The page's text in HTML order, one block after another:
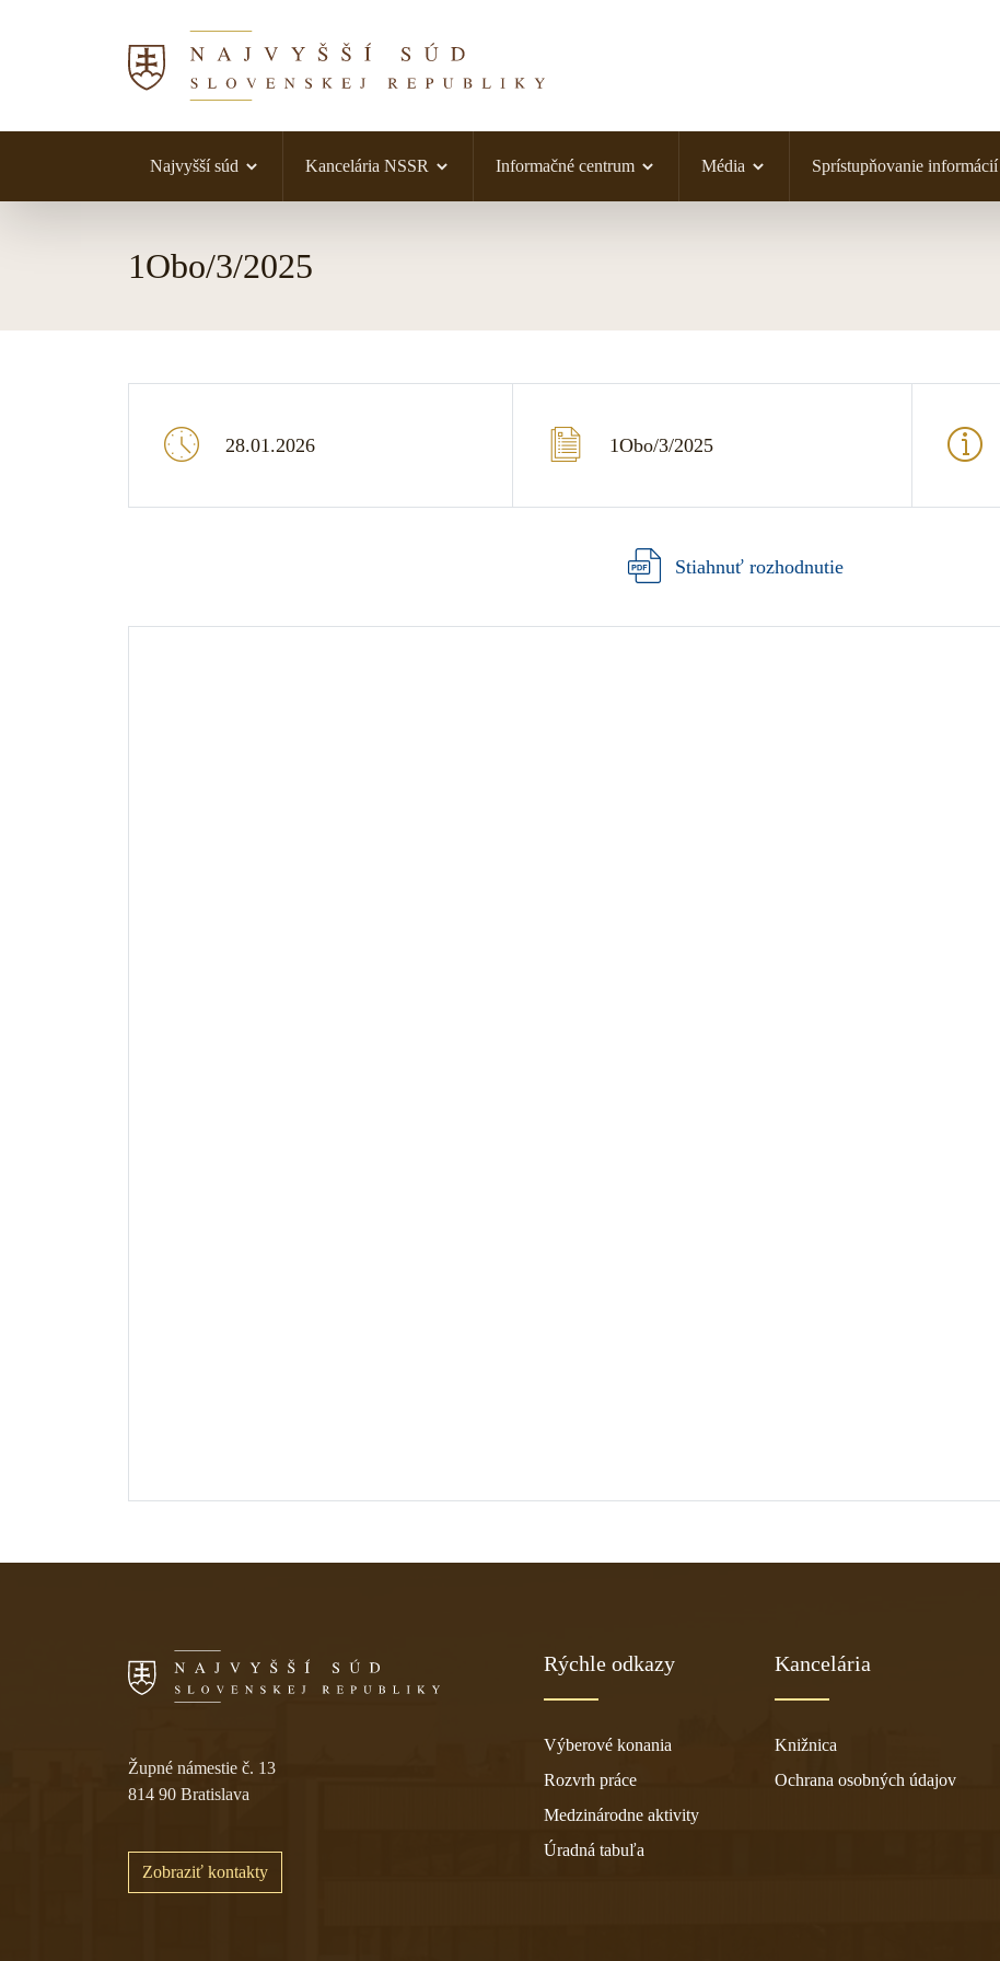
Najvyšší súd Kancelária NSSR Informačné centrum Média Sprístupňovanie informácií
1Obo/3/2025
28.01.2026 1Obo/3/2025
Stiahnuť rozhodnutie
Župné námestie č. 13
814 90 Bratislava
Zobraziť kontakty
Rýchle odkazy
Výberové konania
Rozvrh práce
Medzinárodne aktivity
Úradná tabuľa
Kancelária
Knižnica
Ochrana osobných údajov